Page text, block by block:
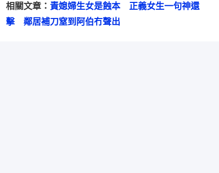
相關文章： 責媳婦生女是蝕本　正義女生一句神還
擊　鄰居補刀窒到阿伯冇聲出